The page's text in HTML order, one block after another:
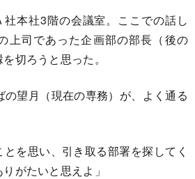
本社3階の会議室。ここでの話し
上司であった企画部の部長（後の
切ろうと思った。
望月（現在の専務）が、よく通る
とを思い、引き取る部署を探してく
がたいと思えよ」